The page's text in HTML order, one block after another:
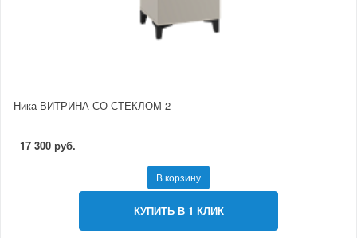
Ника ВИТРИНА СО СТЕКЛОМ 2
17 300 руб.
В корзину
КУПИТЬ В 1 КЛИК